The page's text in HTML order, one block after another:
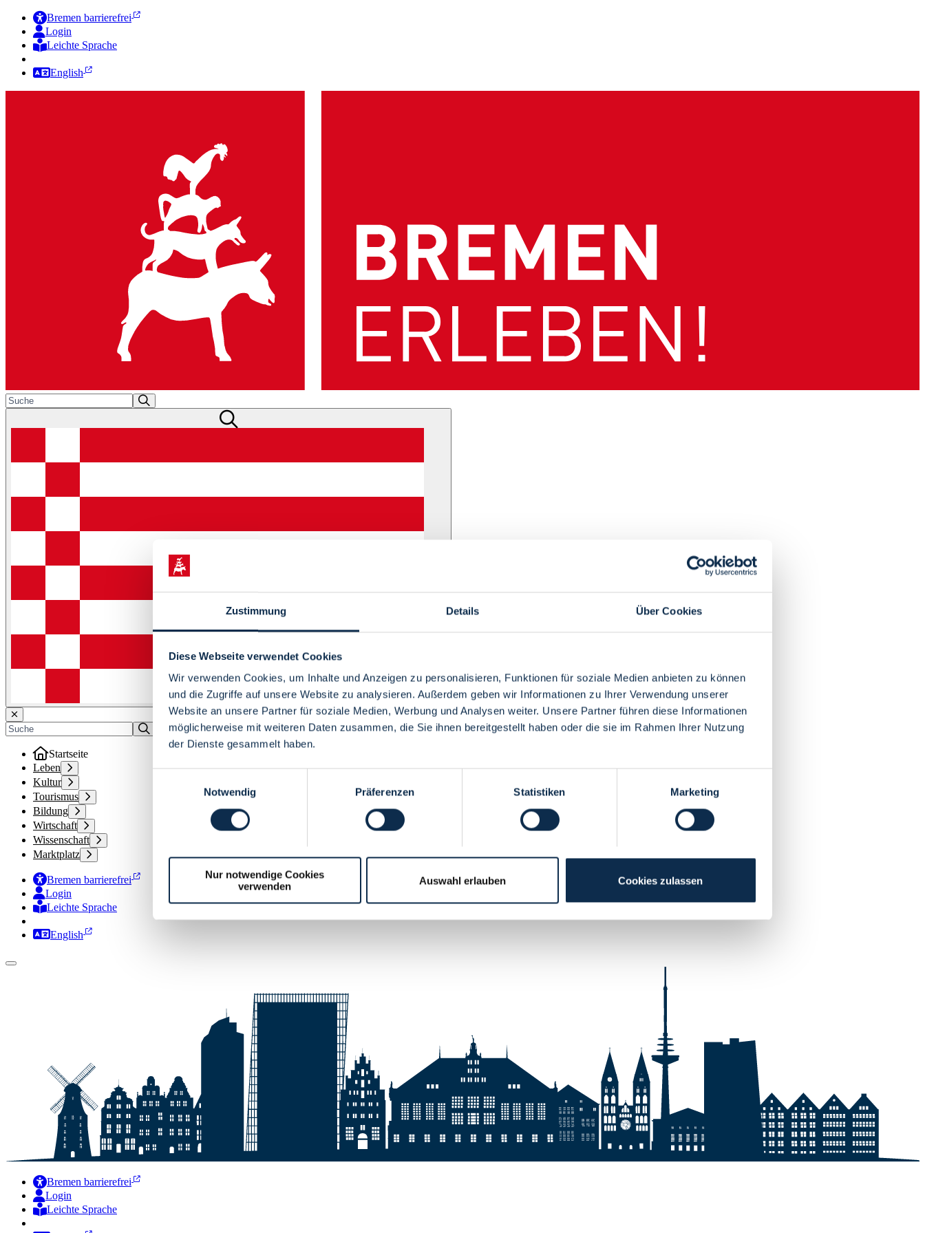
Zustimmung Details Über Cookies
Diese Webseite verwendet Cookies
Wir verwenden Cookies, um Inhalte und Anzeigen zu personalisieren, Funktionen für soziale Medien anbieten zu können
und die Zugriffe auf unsere Website zu analysieren. Außerdem geben wir Informationen zu Ihrer Verwendung unserer
Website an unsere Partner für soziale Medien, Werbung und Analysen weiter. Unsere Partner führen diese Informationen
möglicherweise mit weiteren Daten zusammen, die Sie ihnen bereitgestellt haben oder die sie im Rahmen Ihrer Nutzung
der Dienste gesammelt haben.
Notwendig
Präferenzen Statistiken Marketing
Nur notwendige Cookies
verwenden
Auswahl erlauben Cookies zulassen
Bremen barrierefrei
Login
Leichte Sprache
English
Menü
Startseite
Leben
Kultur
Tourismus
Bildung
Wirtschaft
Wissenschaft
Marktplatz
Bremen barrierefrei
Login
Leichte Sprache
Zur Deutschen Gebärdensprache
English
Bremen barrierefrei
Login
Leichte Sprache